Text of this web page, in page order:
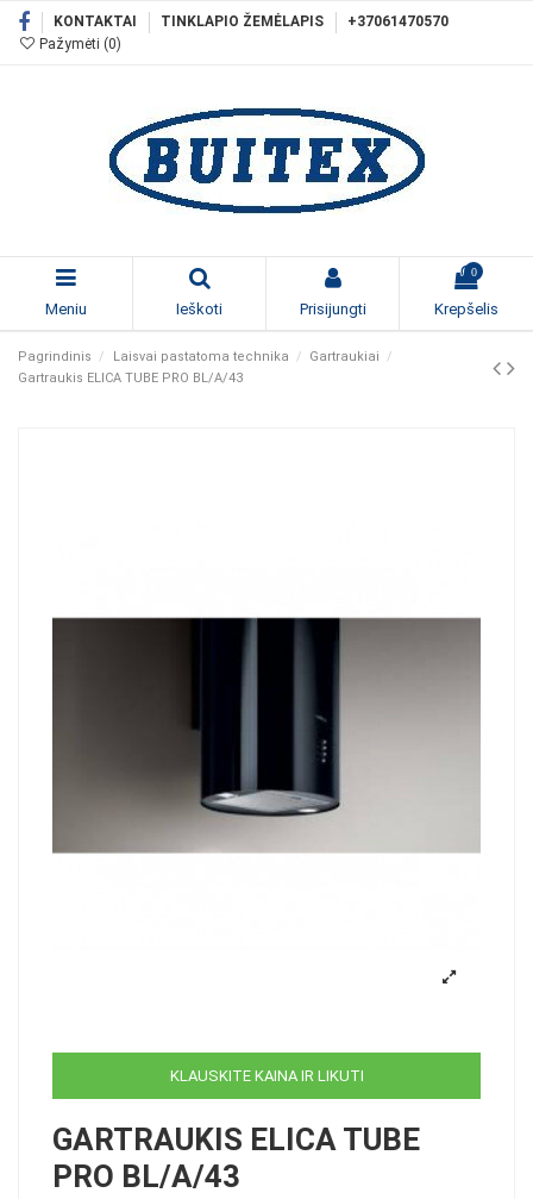
KONTAKTAI TINKLAPIO ŽEMĖLAPIS
+37061470570
Pažymėti (0)
Meniu Ieškoti Prisijungti
0
Krepšelis
Pagrindinis Laisvai pastatoma technika
Gartraukiai
Gartraukis ELICA TUBE PRO BL/A/43
KLAUSKITE KAINA IR LIKUTI
GARTRAUKIS ELICA TUBE
PRO BL/A/43